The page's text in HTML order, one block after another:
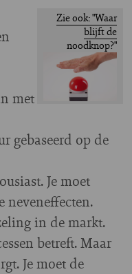
Zie ook: "Waar
blijft de
noodknop?"
met
gebaseerd op de
Je moet
neveneffecten.
in de markt.
betreft. Maar
Je moet de